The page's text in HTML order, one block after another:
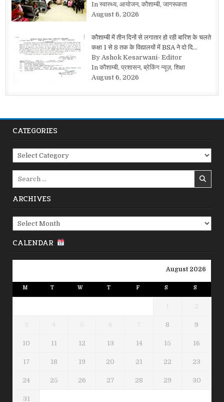
In स्वास्थ्य, आयोजन, कौशाम्बी, जागरूकता
August 6, 2026
कौशाम्बी में तीन दिनों से लगातार हो रही बारिश के चलते
कक्षा 1 से 8 तक के विद्यालयों में BSA ने दो दि…
By Ashok Kesarwani- Editor
In कौशाम्बी, प्रशासन, ब्रेकिंग न्यूज़, शिक्षा
August 6, 2026
CATEGORIES
Categories
ARCHIVES
Archives
CALENDAR
August 2026
M T W T F S S
1 2
3 4 5 6 7 8 9
10 11 12 13 14 15 16
17 18 19 20 21 22 23
24 25 26 27 28 29 30
31